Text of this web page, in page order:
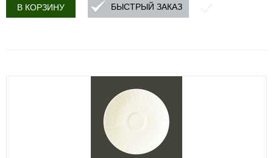
В КОРЗИНУ БЫСТРЫЙ ЗАКАЗ